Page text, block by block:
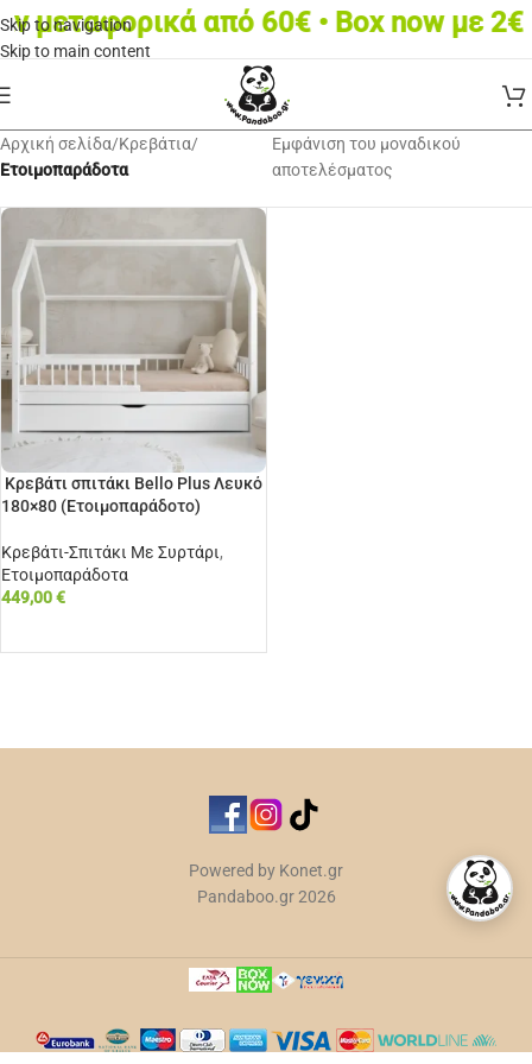
Skip to navigation
Skip to main content
μεταφορικά από 60€ • Box now με 2€
Αρχική σελίδα/Κρεβάτια/
Ετοιμοπαράδοτα
Εμφάνιση του μοναδικού
αποτελέσματος
Κρεβάτι σπιτάκι Bello Plus Λευκό
180×80 (Ετοιμοπαράδοτο)
Κρεβάτι-Σπιτάκι Με Συρτάρι,
Ετοιμοπαράδοτα
449,00€
Powered by Konet.gr
Pandaboo.gr 2026